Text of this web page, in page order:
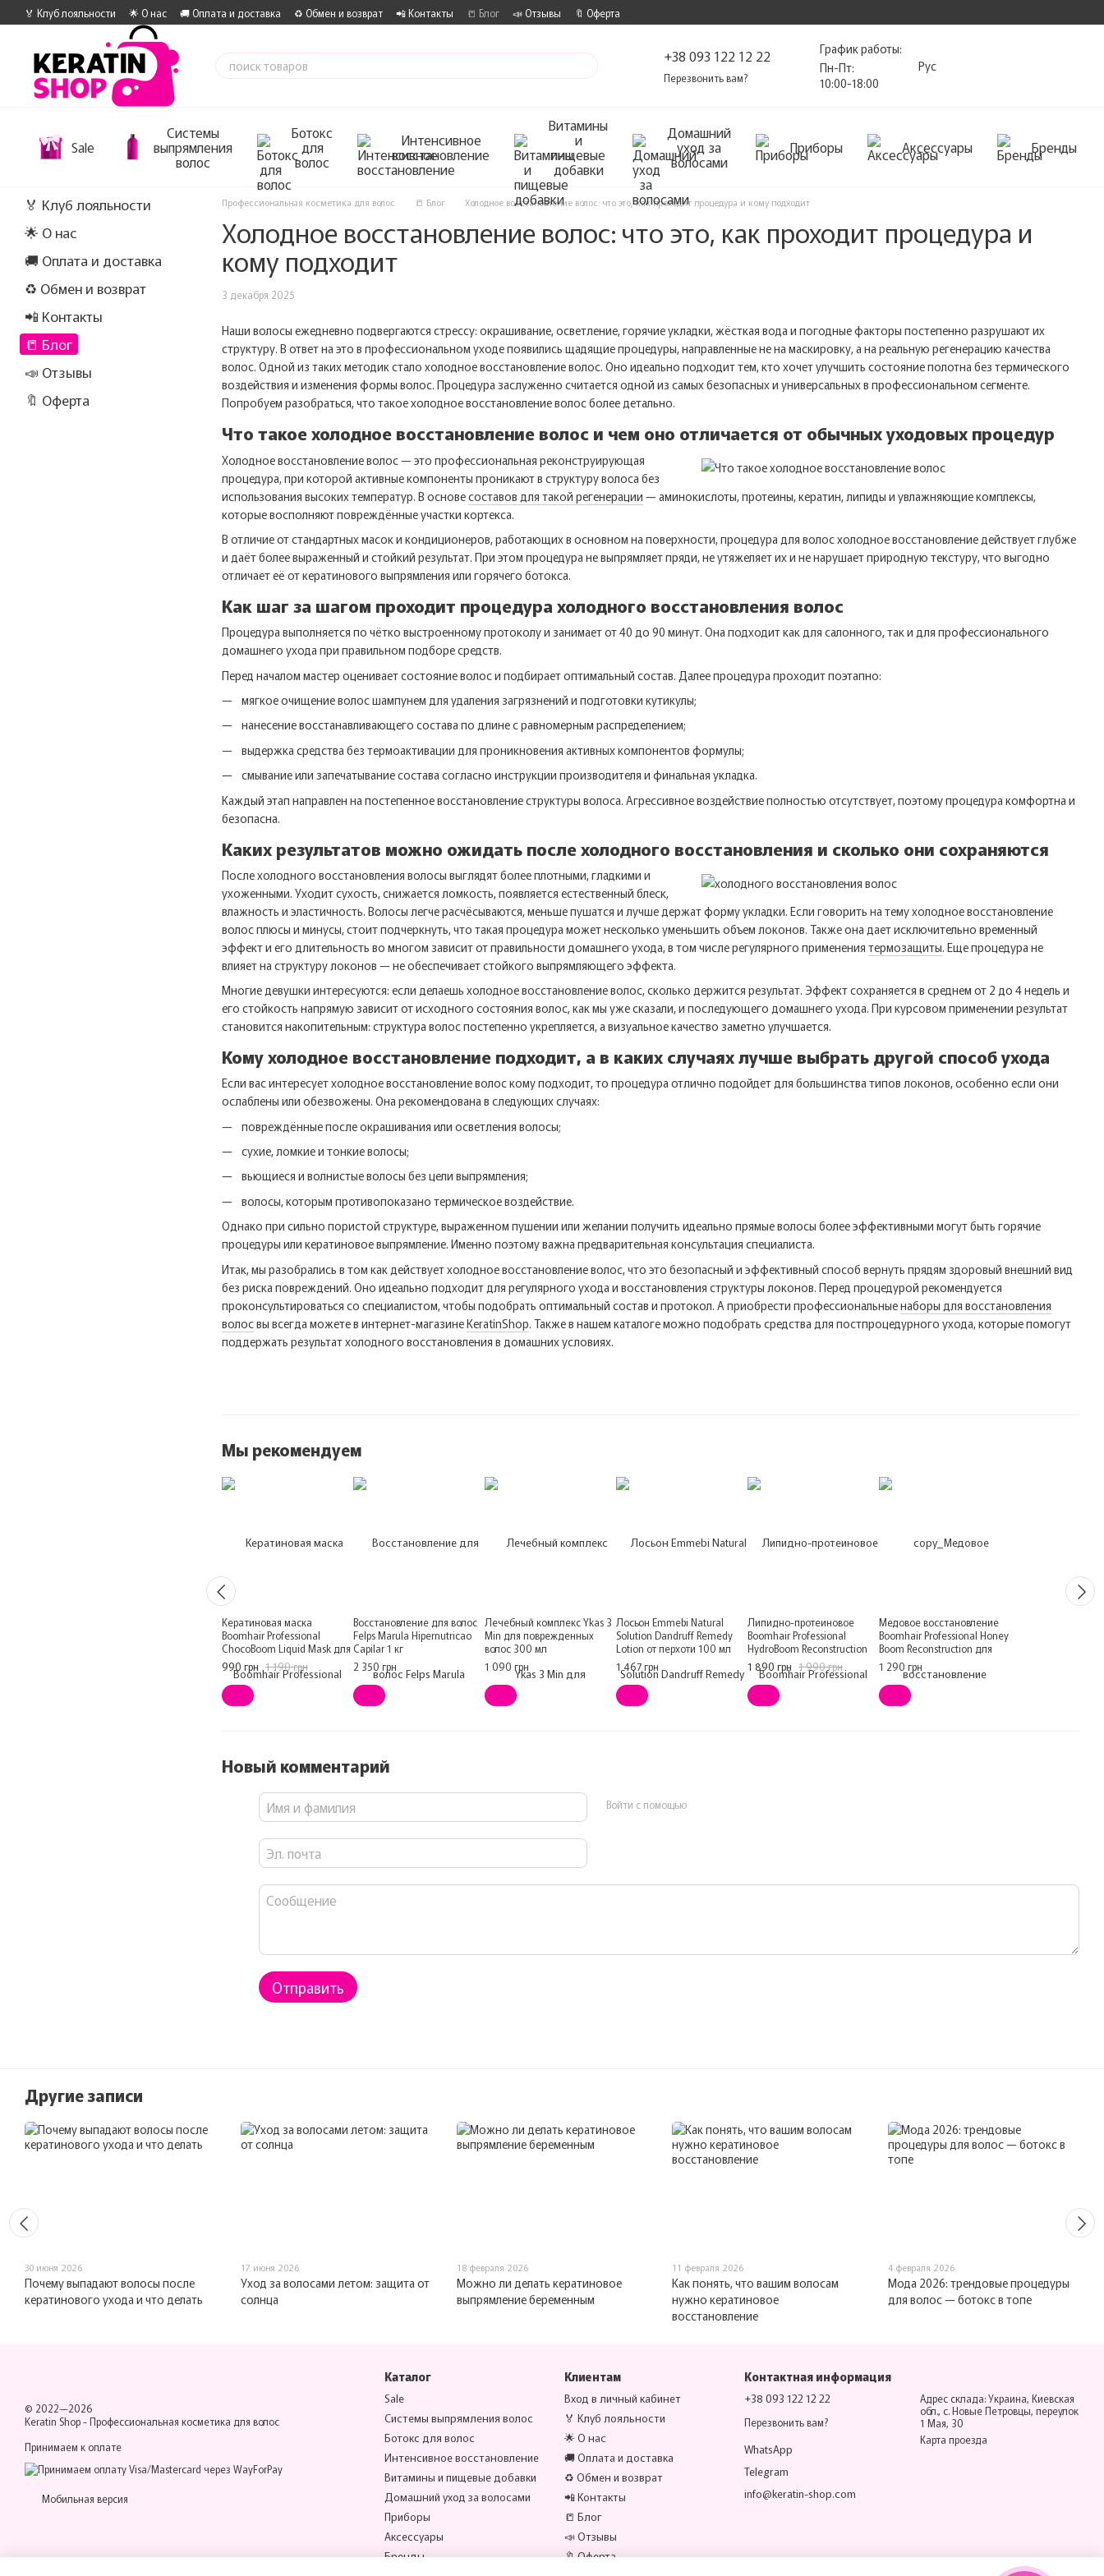
Перейти к основному контенту
🏅 Клуб лояльности 🌟 О нас 🚚 Оплата и доставка ♻️ Обмен и возврат 📲 Контакты 📒 Блог 📣 Отзывы 🔖 Оферта
+38 093 122 12 22
Перезвонить вам?
График работы:
Пн-Пт:
10:00-18:00
Рус
Sale
Системы
выпрямления
волос
Ботокс
для
волос
Интенсивное
восстановление
Витамины
и
пищевые
добавки
Домашний
уход за
волосами
Приборы Аксессуары Бренды
Профессиональная косметика для волос 📒 Блог Холодное восстановление волос: что это, как проходит процедура и кому подходит
Холодное восстановление волос: что это, как проходит процедура и
кому подходит
3 декабря 2025
Наши волосы ежедневно подвергаются стрессу: окрашивание, осветление, горячие укладки, жёсткая вода и погодные факторы постепенно разрушают их
структуру. В ответ на это в профессиональном уходе появились щадящие процедуры, направленные не на маскировку, а на реальную регенерацию качества
волос. Одной из таких методик стало холодное восстановление волос. Оно идеально подходит тем, кто хочет улучшить состояние полотна без термического
воздействия и изменения формы волос. Процедура заслуженно считается одной из самых безопасных и универсальных в профессиональном сегменте.
Попробуем разобраться, что такое холодное восстановление волос более детально.
Что такое холодное восстановление волос и чем оно отличается от обычных уходовых процедур
Холодное восстановление волос — это профессиональная реконструирующая
процедура, при которой активные компоненты проникают в структуру волоса без
использования высоких температур. В основесоставов для такой регенерации — аминокислоты, протеины, кератин, липиды и увлажняющие комплексы,
которые восполняют повреждённые участки кортекса.
В отличие от стандартных масок и кондиционеров, работающих в основном на поверхности, процедура для волос холодное восстановление действует глубже
и даёт более выраженный и стойкий результат. При этом процедура не выпрямляет пряди, не утяжеляет их и не нарушает природную текстуру, что выгодно
отличает её от кератинового выпрямления или горячего ботокса.
Как шаг за шагом проходит процедура холодного восстановления волос
Процедура выполняется по чётко выстроенному протоколу и занимает от 40 до 90 минут. Она подходит как для салонного, так и для профессионального
домашнего ухода при правильном подборе средств.
Перед началом мастер оценивает состояние волос и подбирает оптимальный состав. Далее процедура проходит поэтапно:
мягкое очищение волос шампунем для удаления загрязнений и подготовки кутикулы;
нанесение восстанавливающего состава по длине с равномерным распределением;
выдержка средства без термоактивации для проникновения активных компонентов формулы;
смывание или запечатывание состава согласно инструкции производителя и финальная укладка.
Каждый этап направлен на постепенное восстановление структуры волоса. Агрессивное воздействие полностью отсутствует, поэтому процедура комфортна и
безопасна.
Каких результатов можно ожидать после холодного восстановления и сколько они сохраняются
После холодного восстановления волосы выглядят более плотными, гладкими и
ухоженными. Уходит сухость, снижается ломкость, появляется естественный блеск,
влажность и эластичность. Волосы легче расчёсываются, меньше пушатся и лучше держат форму укладки. Если говорить на тему холодное восстановление
волос плюсы и минусы, стоит подчеркнуть, что такая процедура может несколько уменьшить объем локонов. Также она дает исключительно временный
эффект и его длительность во многом зависит от правильности домашнего ухода, в том числе регулярного применения термозащиты. Еще процедура не
влияет на структуру локонов — не обеспечивает стойкого выпрямляющего эффекта.
Многие девушки интересуются: если делаешь холодное восстановление волос, сколько держится результат. Эффект сохраняется в среднем от 2 до 4 недель и
его стойкость напрямую зависит от исходного состояния волос, как мы уже сказали, и последующего домашнего ухода. При курсовом применении результат
становится накопительным: структура волос постепенно укрепляется, а визуальное качество заметно улучшается.
Кому холодное восстановление подходит, а в каких случаях лучше выбрать другой способ ухода
Если вас интересует холодное восстановление волос кому подходит, то процедура отлично подойдет для большинства типов локонов, особенно если они
ослаблены или обезвожены. Она рекомендована в следующих случаях:
повреждённые после окрашивания или осветления волосы;
сухие, ломкие и тонкие волосы;
вьющиеся и волнистые волосы без цели выпрямления;
волосы, которым противопоказано термическое воздействие.
Однако при сильно пористой структуре, выраженном пушении или желании получить идеально прямые волосы более эффективными могут быть горячие
процедуры или кератиновое выпрямление. Именно поэтому важна предварительная консультация специалиста.
Итак, мы разобрались в том как действует холодное восстановление волос, что это безопасный и эффективный способ вернуть прядям здоровый внешний вид
без риска повреждений. Оно идеально подходит для регулярного ухода и восстановления структуры локонов. Перед процедурой рекомендуется
проконсультироваться со специалистом, чтобы подобрать оптимальный состав и протокол. А приобрести профессиональныенаборы для восстановления
волосвы всегда можете в интернет-магазинеKeratinShop. Также в нашем каталоге можно подобрать средства для постпроцедурного ухода, которые помогут
поддержать результат холодного восстановления в домашних условиях.
Мы рекомендуем
Кератиновая маска
Boomhair Professional
ChocoBoom Liquid Mask для
волос 150 мл
990 грн 1 190 грн
Восстановление для волос
Felps Marula Hipernutricao
Capilar 1 кг
2 350 грн
Лечебный комплекс Ykas 3
Min для поврежденных
волос 300 мл
1 090 грн
Лосьон Emmebi Natural
Solution Dandruff Remedy
Lotion от перхоти 100 мл
1 467 грн
Липидно-протеиновое
Boomhair Professional
HydroBoom Reconstruction
восстановление для волос
500 мл
1 890 грн 1 990 грн
Медовое восстановление
Boomhair Professional Honey
Boom Reconstruction для
волос 300 мл
1 290 грн
Новый комментарий
Войти с помощью
Отправить
🏅 Клуб лояльности
🌟 О нас
🚚 Оплата и доставка
♻️ Обмен и возврат
📲 Контакты
📒 Блог
📣 Отзывы
🔖 Оферта
Другие записи
30 июня 2026
Почему выпадают волосы после
кератинового ухода и что делать
17 июня 2026
Уход за волосами летом: защита от
солнца
18 февраля 2026
Можно ли делать кератиновое
выпрямление беременным
11 февраля 2026
Как понять, что вашим волосам
нужно кератиновое
восстановление
4 февраля 2026
Мода 2026: трендовые процедуры
для волос — ботокс в топе
© 2022—2026
Keratin Shop -Профессиональная косметика для волос
Принимаем к оплате
Мобильная версия
Каталог
Sale
Системы выпрямления волос
Ботокс для волос
Интенсивное восстановление
Витамины и пищевые добавки
Домашний уход за волосами
Приборы
Аксессуары
Бренды
Клиентам
Вход в личный кабинет
🏅 Клуб лояльности
🌟 О нас
🚚 Оплата и доставка
♻️ Обмен и возврат
📲 Контакты
📒 Блог
📣 Отзывы
🔖 Оферта
Контактная информация
+38 093 122 12 22
Перезвонить вам?
WhatsApp
Telegram
info@keratin-shop.com
Адрес склада: Украина, Киевская
обл., с. Новые Петровцы, переулок
1 Мая, 30
Карта проезда